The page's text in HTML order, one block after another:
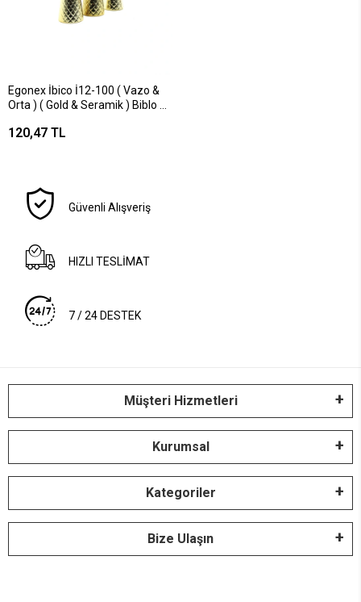
Egonex İbico İ12-100 ( Vazo &
Orta ) ( Gold & Seramik ) Biblo &
120,47 TL
Güvenli Alışveriş
HIZLI TESLİMAT
7 / 24 DESTEK
Müşteri Hizmetleri
Kurumsal
Kategoriler
Bize Ulaşın